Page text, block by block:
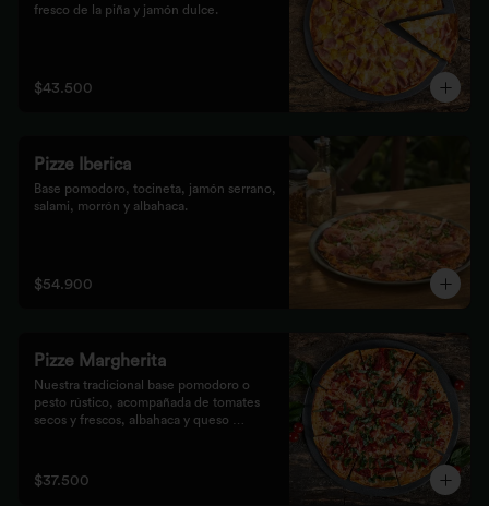
fresco de la piña y jamón dulce.
$43.500
Pizze Iberica
Base pomodoro, tocineta, jamón serrano,
salami, morrón y albahaca.
$54.900
Pizze Margherita
Nuestra tradicional base pomodoro o
pesto rústico, acompañada de tomates
secos y frescos, albahaca y queso
$37.500